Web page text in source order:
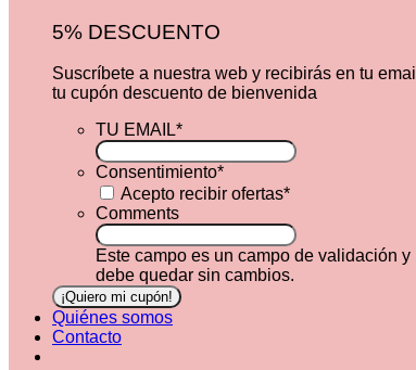
5% DESCUENTO
Suscríbete a nuestra web y recibirás en tu email
tu cupón descuento de bienvenida
TU EMAIL*
Consentimiento*
Acepto recibir ofertas*
Comments
Este campo es un campo de validación y
debe quedar sin cambios.
Quiénes somos
Contacto